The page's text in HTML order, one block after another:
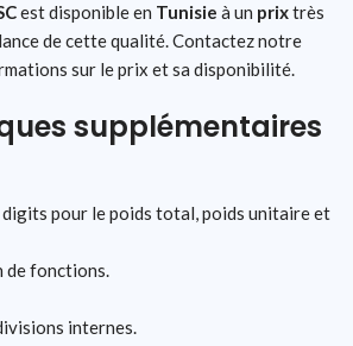
est disponible en Tunisie à un prixtrès
de cette qualité.Contacteznotre
sur le prix et sa disponibilité.
supplémentaires
digits pour le poids total, poids unitaire et
de fonctions.
internes.